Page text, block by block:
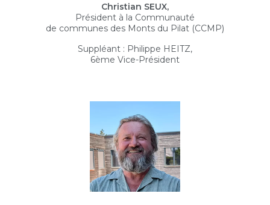
Christian SEUX,
Président à la Communauté
de communes des Monts du Pilat (CCMP)
Suppléant : Philippe HEITZ,
6ème Vice-Président